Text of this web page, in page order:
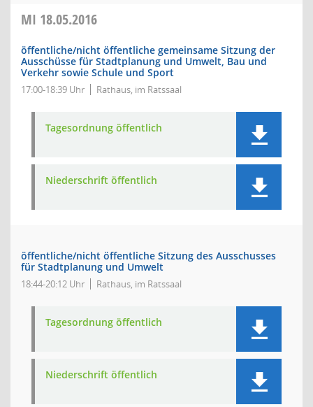
MI 18.05.2016
öffentliche/nicht öffentliche gemeinsame Sitzung der
Ausschüsse für Stadtplanung und Umwelt, Bau und
Verkehr sowie Schule und Sport
17:00-18:39 Uhr Rathaus, im Ratssaal
Tagesordnung öffentlich
Niederschrift öffentlich
öffentliche/nicht öffentliche Sitzung des Ausschusses
für Stadtplanung und Umwelt
18:44-20:12 Uhr Rathaus, im Ratssaal
Tagesordnung öffentlich
Niederschrift öffentlich